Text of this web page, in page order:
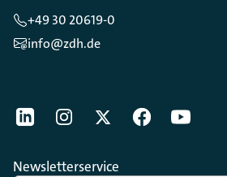
+49 30 20619-0
info@zdh.de
[Der ZDH in den Sozialen Netzwerken]
LinkedIninstagramTwitterFacebookYoutube
Newsletterservice